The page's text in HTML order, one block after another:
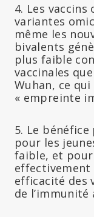
4. Les
variantes
même les
bivalents
plus faible
vaccinales
Wuhan, ce
« empreinte
5. Le
pour les
faible, et
efficacité des
de